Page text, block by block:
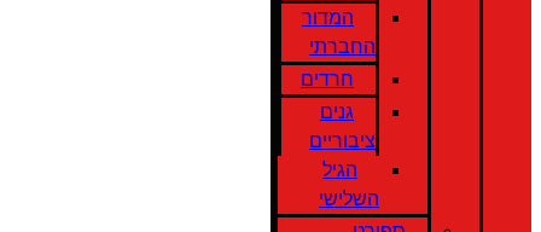
המדור
החברתי
חרדים
גנים
ציבוריים
הגיל
השלישי